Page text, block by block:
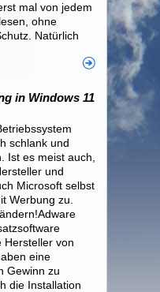
mal von jedem
ohne
Natürlich
in Windows 11
schlank und
Ist es meist auch,
und
Microsoft selbst
Werbung zu.
Hersteller von
eine
Gewinn zu
die Installation